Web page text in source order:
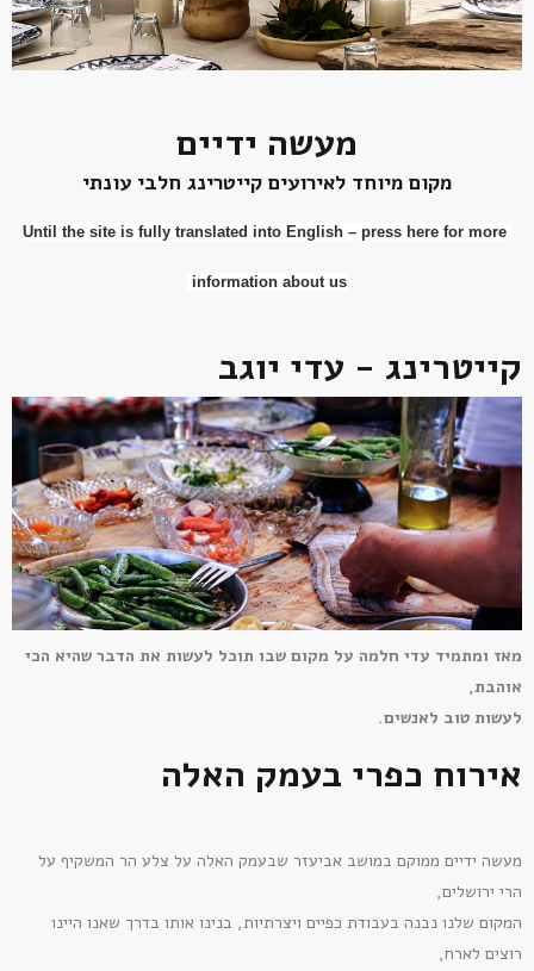
מעשה ידיים
מקום מיוחד לאירועים קייטרינג חלבי עונתי
Until the site is fully translated into English – press here for more
information about us
קייטרינג - עדי יוגב
מאז ומתמיד עדי חלמה על מקום שבו תוכל לעשות את הדבר שהיא הכי
אוהבת,
לעשות טוב לאנשים.
אירוח כפרי בעמק האלה
מעשה ידיים ממוקם במושב אביעזר שבעמק האלה על צלע הר המשקיף על
הרי ירושלים,
המקום שלנו נבנה בעבודת כפיים ויצרתיות, בנינו אותו בדרך שאנו היינו
רוצים לארח,